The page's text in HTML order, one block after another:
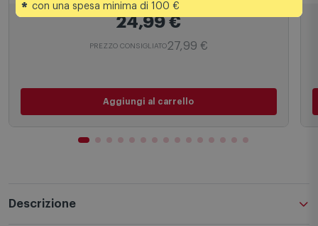
24,99€
PREZZO CONSIGLIATO27,99 €
Aggiungi al carrello
Descrizione
* con una spesa minima di 100 €